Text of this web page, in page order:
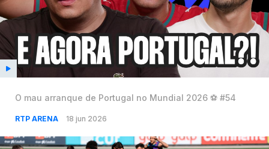
O mau arranque de Portugal no Mundial 2026 ⚽️ #54
RTP ARENA 18 jun 2026